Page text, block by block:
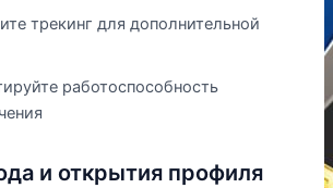
трекинг для дополнительной
работоспособность
и открытия профиля